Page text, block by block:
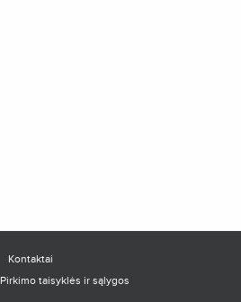
Kontaktai
Pirkimo taisyklės ir sąlygos